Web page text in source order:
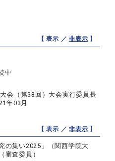
【 表示 ／非表示 】
中
会（第38回）大会実行委員長
年03月
【 表示 ／非表示 】
の集い2025」（関西学院大
審査委員）